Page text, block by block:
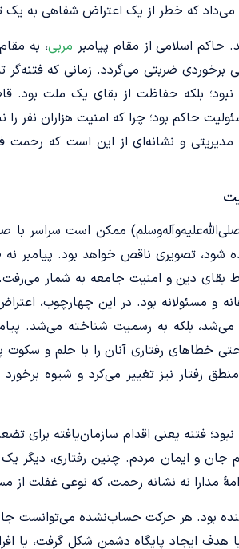
می‌داد که خطر از یک اعتراض شفاهی به
اسلامی از مقام پیامبر مربی، به
برخوردی ضربتی می‌گردد. زمانی که
بلکه حفاظت از بقای یک ملت بود.
حاکم بود؛ چرا که امنیت هزاران نفر را
و نشانه‌ای از این است که رحمت
ممکن است سراسر
شود، تصویری ناقص خواهد بود. پیامبر
دین و امنیت جامعه به شمار می‌رفت.
و مسئولانه بود. در این چهارچوب،
بلکه به رسمیت شناخته می‌شد.
خطاهای رفتاری آنان را با حلم و سکوت
رفتار نیز تغییر می‌کرد و شیوه برخورد
فتنه یعنی اقدام سازمان‌یافته برای
و ایمان مردم. چنین رفتاری، دیگر یک
نه نشانه رحمت، که نوعی غفلت از
بود. هر حرکت حساب‌نشده می‌توانست
هدف ایجاد پایگاه دشمن شکل گرفت، یا